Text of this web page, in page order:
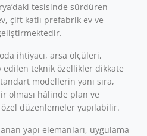
tesisinde sürdüren
çift katlı prefabrik ev ve
ihtiyacı, arsa ölçüleri,
teknik özellikler dikkate
modellerin yanı sıra,
olması hâlinde plan ve
düzenlemeler yapılabilir.
yapı elemanları, uygulama